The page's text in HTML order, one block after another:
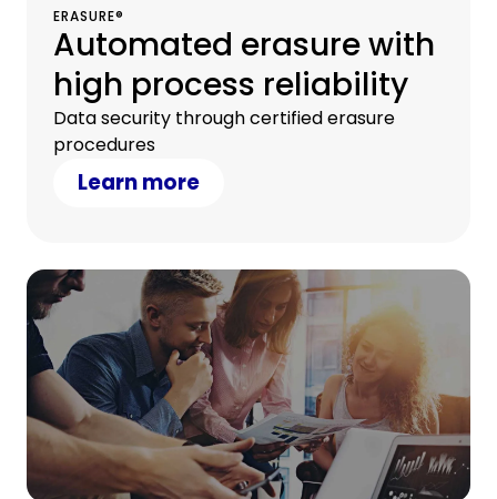
ERASURE®
Automated erasure with
high process reliability
Data security through certified erasure
procedures
Learn more